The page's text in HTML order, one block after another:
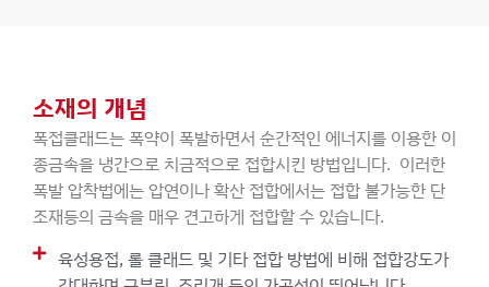
소재의 개념
폭접클래드는 폭약이 폭발하면서 순간적인 에너지를 이용한 이
종금속을 냉간으로 치금적으로 접합시킨 방법입니다. 이러한
폭발 압착법에는 압연이나 확산 접합에서는 접합 불가능한 단
조재등의 금속을 매우 견고하게 접합할 수 있습니다.
육성용접, 롤 클래드 및 기타 접합 방법에 비해 접합강도가